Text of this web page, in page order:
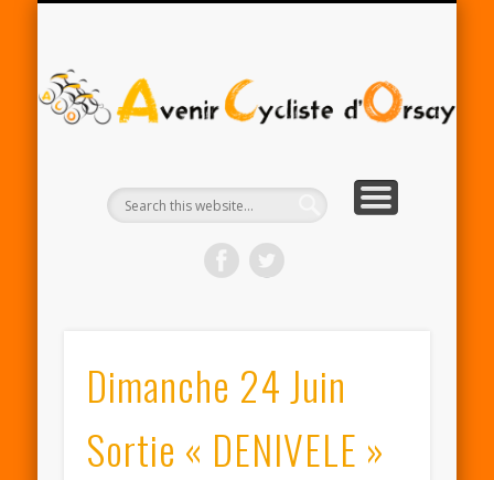
Dimanche 24 Juin
Sortie « DENIVELE »